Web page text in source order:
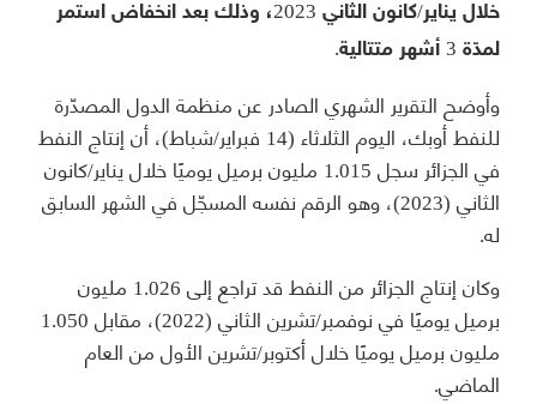
خلال يناير/كانون الثاني 2023، وذلك بعد انخفاض استمر
لمدّة 3 أشهر متتالية.
وأوضح التقرير الشهري الصادر عن منظمة الدول المصدّرة
للنفط أوبك، اليوم الثلاثاء (14 فبراير/شباط)، أن إنتاج النفط
في الجزائر سجل 1.015 مليون برميل يوميًا خلال يناير/كانون
الثاني (2023)، وهو الرقم نفسه المسجّل في الشهر السابق
له.
وكان إنتاج الجزائر من النفط قد تراجع إلى 1.026 مليون
برميل يوميًا في نوفمبر/تشرين الثاني (2022)، مقابل 1.050
مليون برميل يوميًا خلال أكتوبر/تشرين الأول من العام
الماضي.